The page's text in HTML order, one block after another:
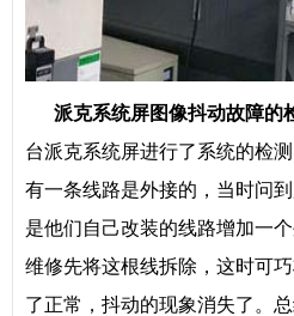
派克系统屏图像抖动故障的
台派克系统屏进行了系统的检
有一条线路是外接的，当时问
是他们自己改装的线路增加一
维修先将这根线拆除，这时可
了正常，抖动的现象消失了。